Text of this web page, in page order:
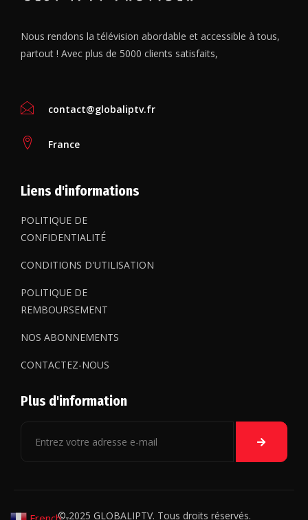
Nous rendons la télévision abordable et accessible à tous,
partout ! Avec plus de 5000 clients satisfaits,
contact@globaliptv.fr
France
Liens d'informations
POLITIQUE DE
CONFIDENTIALITÉ
CONDITIONS D'UTILISATION
POLITIQUE DE
REMBOURSEMENT
NOS ABONNEMENTS
CONTACTEZ-NOUS
Plus d'information
© 2025 GLOBALIPTV. Tous droits réservés.
▼